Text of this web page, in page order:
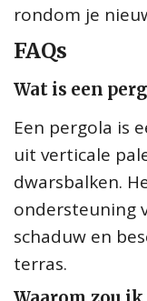
rondom je
FAQs
Wat is een
Een pergola is
uit verticale
dwarsbalken.
ondersteuning
schaduw en
terras.